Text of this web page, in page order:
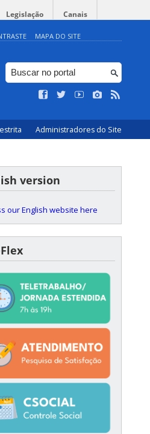
Legislação Canais
MAPA DO SITE
Administradores do Site
version
our English website here